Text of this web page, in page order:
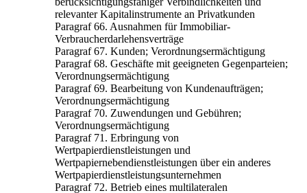
relevanter Kapitalinstrumente an Privatkunden
Paragraf 66. Ausnahmen für Immobiliar-
Verbraucherdarlehensverträge
Paragraf 67. Kunden; Verordnungsermächtigung
Paragraf 68. Geschäfte mit geeigneten Gegenparteien;
Verordnungsermächtigung
Paragraf 69. Bearbeitung von Kundenaufträgen;
Verordnungsermächtigung
Paragraf 70. Zuwendungen und Gebühren;
Verordnungsermächtigung
Paragraf 71. Erbringung von
Wertpapierdienstleistungen und
Wertpapiernebendienstleistungen über ein anderes
Wertpapierdienstleistungsunternehmen
Paragraf 72. Betrieb eines multilateralen